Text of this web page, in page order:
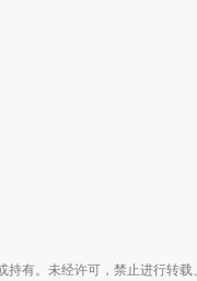
有。未经许可，禁止进行转载